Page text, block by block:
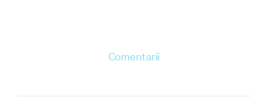
Comentarii